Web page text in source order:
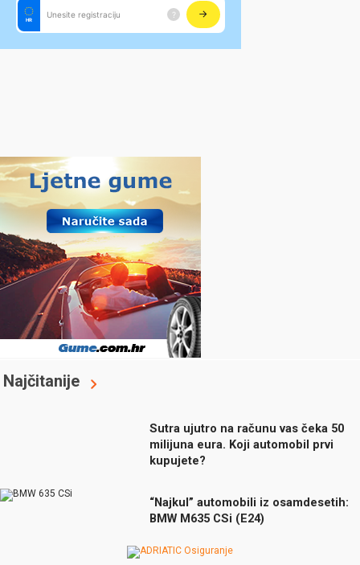
Najčitanije
Sutra ujutro na računu vas čeka 50
milijuna eura. Koji automobil prvi
kupujete?
“Najkul” automobili iz osamdesetih:
BMW M635 CSi (E24)